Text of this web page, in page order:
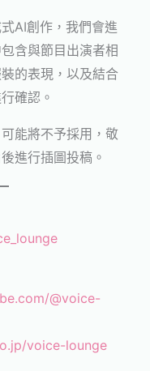
AI創作，我們會進
含與節目出演者相
的表現，以及結合
確認。
能將不予採用，敬
進行插圖投稿。
@voice-
voice-lounge